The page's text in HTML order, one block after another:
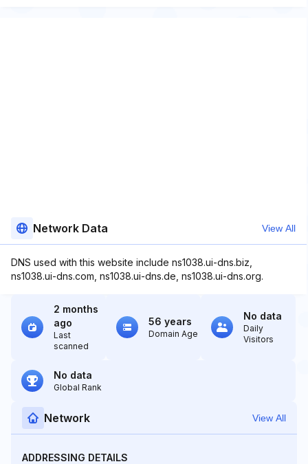
Network Data View All
DNS used with this website include ns1038.ui-dns.biz,
ns1038.ui-dns.com, ns1038.ui-dns.de, ns1038.ui-dns.org.
2 months
ago
Last
scanned
56 years
Domain Age
No data
Daily
Visitors
No data
Global Rank
Network View All
ADDRESSING DETAILS